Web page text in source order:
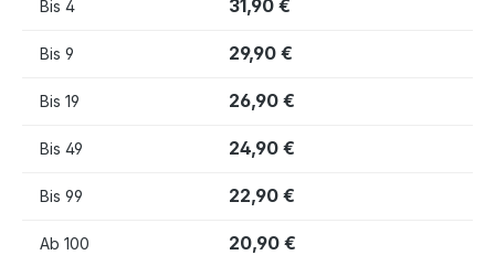
Bis 4 31,90 €
Bis 9 29,90 €
Bis 19 26,90 €
Bis 49 24,90 €
Bis 99 22,90 €
Ab 100 20,90 €